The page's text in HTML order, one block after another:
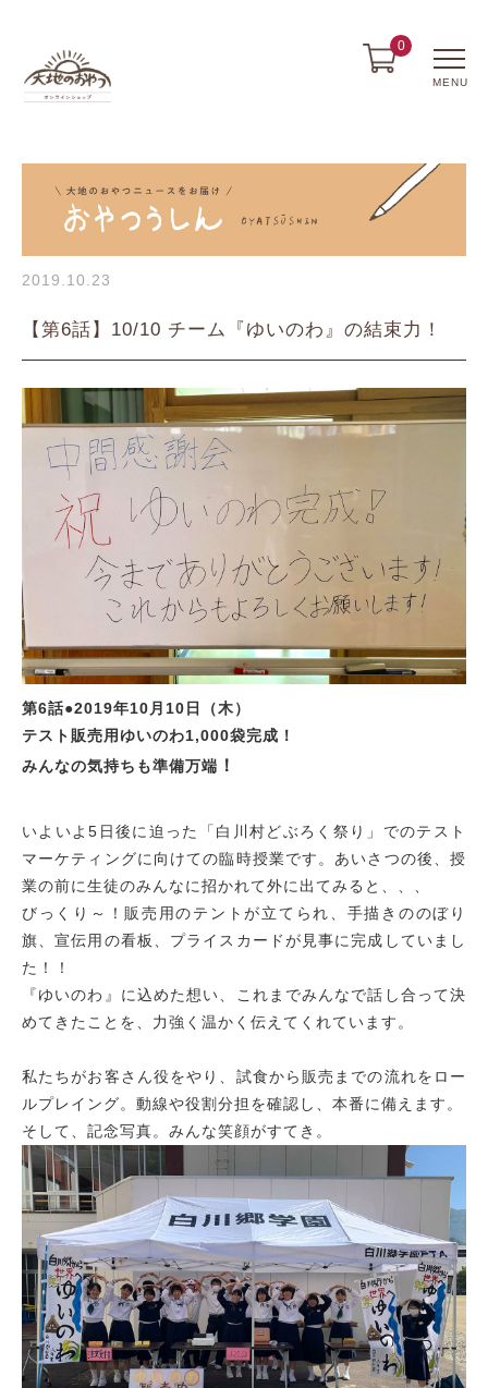
0
MENU
2019.10.23
【第6話】10/10 チーム『ゆいのわ』の結束力！
第6話●2019年10月10日（木）
テスト販売用ゆいのわ1,000袋完成！
みんなの気持ちも準備万端 ！
いよいよ5日後に迫った「白川村どぶろく祭り」でのテスト
マーケティングに向けての臨時授業です。あいさつの後、授
業の前に生徒のみんなに招かれて外に出てみると、、、
びっくり～！販売用のテントが立てられ、手描きののぼり
旗、宣伝用の看板、プライスカードが見事に完成していまし
た！！
『ゆいのわ』に込めた想い、これまでみんなで話し合って決
めてきたことを、力強く温かく伝えてくれています。
私たちがお客さん役をやり、試食から販売までの流れをロー
ルプレイング。動線や役割分担を確認し、本番に備えます。
そして、記念写真。みんな笑顔がすてき。